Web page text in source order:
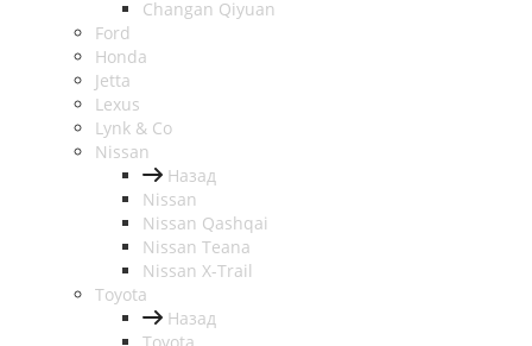
Changan Qiyuan
Ford
Honda
Jetta
Lexus
Lynk & Co
Nissan
Назад
Nissan
Nissan Qashqai
Nissan Teana
Nissan X-Trail
Toyota
Назад